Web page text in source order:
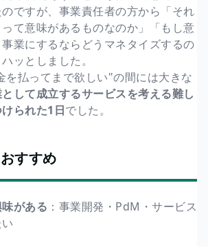
ですが、事業責任者の方から「それ
て意味があるものなのか」「もし意
業にするならどうマネタイズするの
ッとしました。
払ってまで欲しい"の間には大きな
して成立するサービスを考える難し
られた1日でした。
すすめ
がある ：事業開発・PdM・サービス